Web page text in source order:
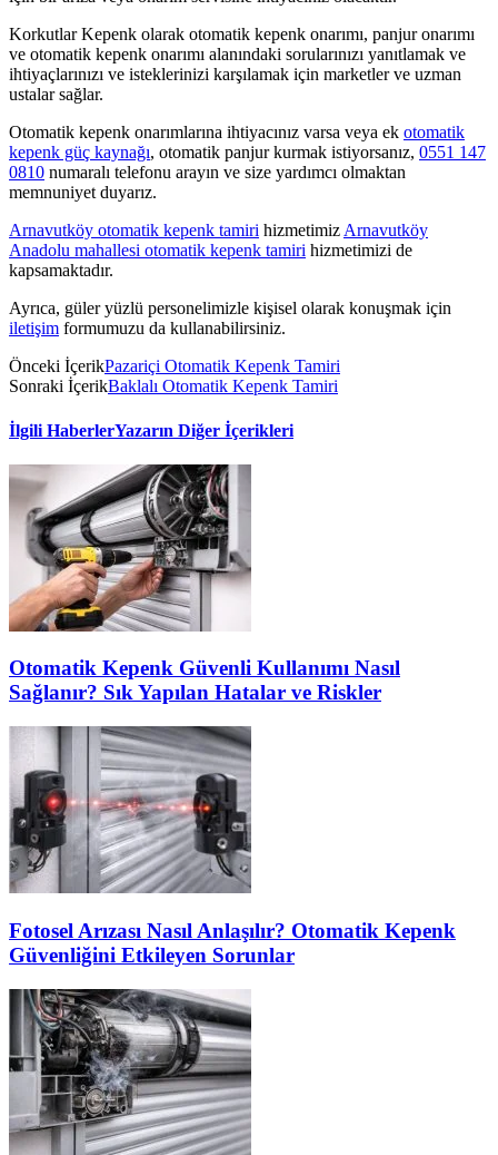
Korkutlar Kepenk olarak otomatik kepenk onarımı, panjur onarımı
ve otomatik kepenk onarımı alanındaki sorularınızı yanıtlamak ve
ihtiyaçlarınızı ve isteklerinizi karşılamak için marketler ve uzman
ustalar sağlar.
Otomatik kepenk onarımlarına ihtiyacınız varsa veya ek otomatik
kepenk güç kaynağı, otomatik panjur kurmak istiyorsanız, 0551 147
0810 numaralı telefonu arayın ve size yardımcı olmaktan
memnuniyet duyarız.
Arnavutköy otomatik kepenk tamiri hizmetimiz Arnavutköy
Anadolu mahallesi otomatik kepenk tamiri hizmetimizi de
kapsamaktadır.
Ayrıca, güler yüzlü personelimizle kişisel olarak konuşmak için
iletişim formumuzu da kullanabilirsiniz.
Önceki İçerikPazariçi Otomatik Kepenk Tamiri
Sonraki İçerikBaklalı Otomatik Kepenk Tamiri
İlgili HaberlerYazarın Diğer İçerikleri
Otomatik Kepenk Güvenli Kullanımı Nasıl
Sağlanır? Sık Yapılan Hatalar ve Riskler
Fotosel Arızası Nasıl Anlaşılır? Otomatik Kepenk
Güvenliğini Etkileyen Sorunlar